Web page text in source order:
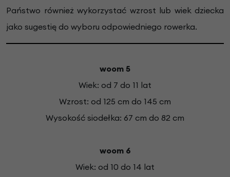
Państwo również wykorzystać wzrost lub wiek dziecka
jako sugestię do wyboru odpowiedniego rowerka.
woom 5
Wiek: od 7 do 11 lat
Wzrost: od 125 cm do 145 cm
Wysokość siodełka: 67 cm do 82 cm
woom 6
Wiek: od 10 do 14 lat